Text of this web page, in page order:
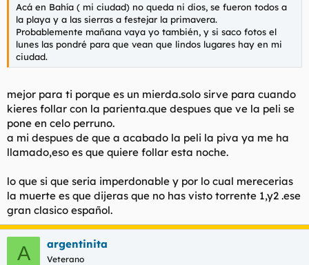
Acá en Bahía ( mi ciudad) no queda ni dios, se fueron todos a
la playa y a las sierras a festejar la primavera.
Probablemente mañana vaya yo también, y si saco fotos el
lunes las pondré para que vean que lindos lugares hay en mi
ciudad.
mejor para ti porque es un mierda.solo sirve para cuando
kieres follar con la parienta.que despues que ve la peli se
pone en celo perruno.
a mi despues de que a acabado la peli la piva ya me ha
llamado,eso es que quiere follar esta noche.
lo que si que seria imperdonable y por lo cual merecerias
la muerte es que dijeras que no has visto torrente 1,y2 .ese
gran clasico español.
A argentinita
Veterano